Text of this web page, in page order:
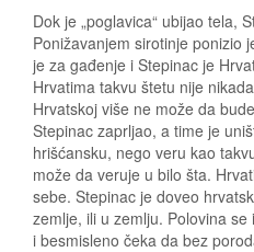
Dok je „poglavica“ ubijao tela,
Ponižavanjem sirotinje ponizio
je za gađenje i Stepinac je
Hrvatima takvu štetu nije
Hrvatskoj više ne može da
Stepinac zaprljao, a time je
hrišćansku, nego veru kao
može da veruje u bilo šta.
sebe. Stepinac je doveo
zemlje, ili u zemlju. Polovina
i besmisleno čeka da bez